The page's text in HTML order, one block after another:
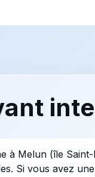
à Melun (île
Si vous avez